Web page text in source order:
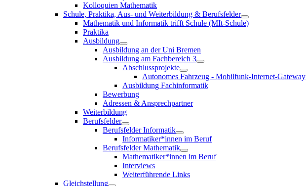
Kolloquien Mathematik
Schule, Praktika, Aus- und Weiterbildung & Berufsfelder
Mathematik und Informatik trifft Schule (MIt-Schule)
Praktika
Ausbildung
Ausbildung an der Uni Bremen
Ausbildung am Fachbereich 3
Abschlussprojekte
Autonomes Fahrzeug - Mobilfunk-Internet-Gateway
Ausbildung Fachinformatik
Bewerbung
Adressen & Ansprechpartner
Weiterbildung
Berufsfelder
Berufsfelder Informatik
Informatiker*innen im Beruf
Berufsfelder Mathematik
Mathematiker*innen im Beruf
Interviews
Weiterführende Links
Gleichstellung